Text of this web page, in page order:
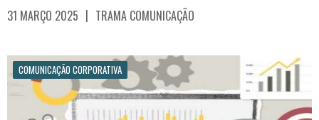
31 MARÇO 2025 | TRAMA COMUNICAÇÃO
COMUNICAÇÃO CORPORATIVA